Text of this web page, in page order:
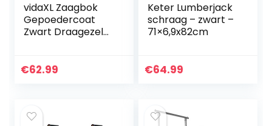
vidaXL Zaagbok
Gepoedercoat
Zwart Draagezel
Zagen
€62.99
Keter Lumberjack
schraag – zwart –
71×6,9x82cm
€64.99